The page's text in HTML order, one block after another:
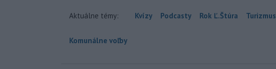
Aktuálne témy: Kvízy Podcasty Rok Ľ.Štúra Turizmus
Komunálne voľby